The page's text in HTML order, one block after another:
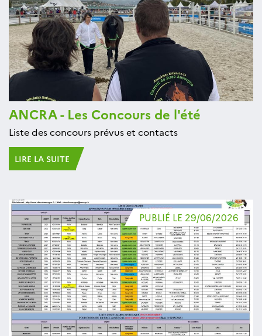
ANCRA - Les Concours de l'été
Liste des concours prévus et contacts
LIRE LA SUITE
PUBLIÉ LE 29/06/2026